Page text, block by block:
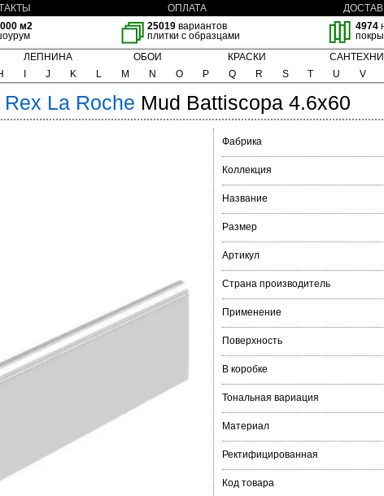
ОПЛАТА
м2
25019 вариантов
плитки с образцами
4974
ЛЕПНИНА ОБОИ КРАСКИ
J K L M N O P Q R S T U V
Rex La Roche Mud Battiscopa 4.6x60
Фабрика
Коллекция
Название
Размер
Артикул
Страна производитель
Применение
Поверхность
В коробке
Тональная вариация
Материал
Ректифицированная
Код товара